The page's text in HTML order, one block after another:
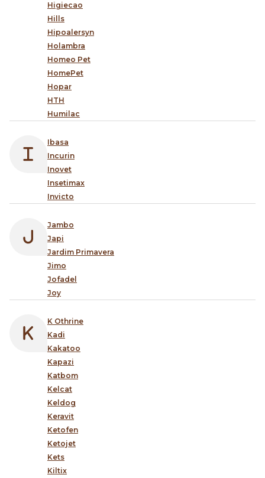
Higiecao
Hills
Hipoalersyn
Holambra
Homeo Pet
HomePet
Hopar
HTH
Humilac
Ibasa
Incurin
Inovet
Insetimax
Invicto
Jambo
Japi
Jardim Primavera
Jimo
Jofadel
Joy
K Othrine
Kadi
Kakatoo
Kapazi
Katbom
Kelcat
Keldog
Keravit
Ketofen
Ketojet
Kets
Kiltix